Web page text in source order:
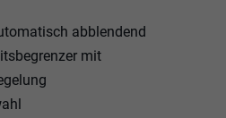
abblendend
mit